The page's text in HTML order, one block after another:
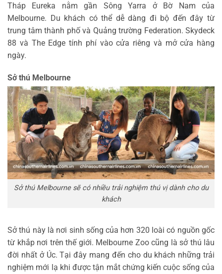
Tháp Eureka nằm gần Sông Yarra ở Bờ Nam của
Melbourne. Du khách có thể dễ dàng đi bộ đến đây từ
trung tâm thành phố và Quảng trường Federation. Skydeck
88 và The Edge tính phí vào cửa riêng và mở cửa hàng
ngày.
Sở thú Melbourne
Sở thú Melbourne sẽ có nhiều trải nghiệm thú vị dành cho du
khách
Sở thú này là nơi sinh sống của hơn 320 loài có nguồn gốc
từ khắp nơi trên thế giới. Melbourne Zoo cũng là sở thú lâu
đời nhất ở Úc. Tại đây mang đến cho du khách những trải
nghiệm mới lạ khi được tận mắt chứng kiến cuộc sống của